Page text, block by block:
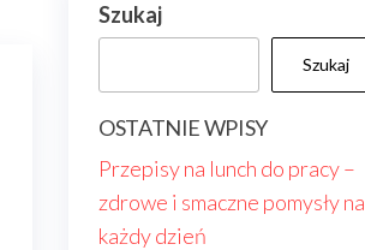
Szukaj
Szukaj
OSTATNIE WPISY
Przepisy na lunch do pracy –
zdrowe i smaczne pomysły na
każdy dzień